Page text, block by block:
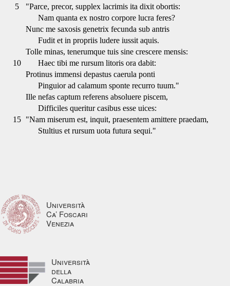
5
"Parce, precor, supplex lacrimis ita dixit obortis:
Nam quanta ex nostro corpore lucra feres?
Nunc me saxosis genetrix fecunda sub antris
Fudit et in propriis ludere iussit aquis.
Tolle minas, tenerumque tuis sine crescere mensis:
10
Haec tibi me rursum litoris ora dabit:
Protinus immensi depastus caerula ponti
Pinguior ad calamum sponte recurro tuum."
Ille nefas captum referens absoluere piscem,
Difficiles queritur casibus esse uices:
15
"Nam miserum est, inquit, praesentem amittere praedam,
Stultius et rursum uota futura sequi."
Università
Ca’ Foscari
Venezia
Università
della
Calabria